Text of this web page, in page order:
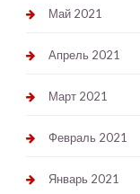
Май 2021
Апрель 2021
Март 2021
Февраль 2021
Январь 2021